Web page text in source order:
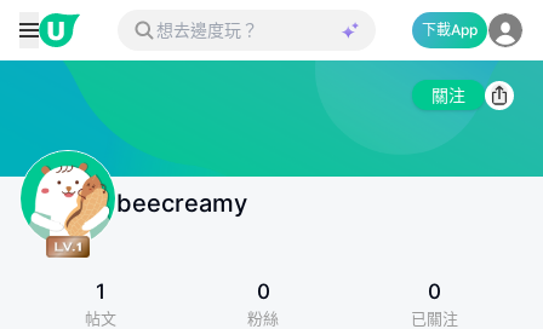
下載App
關注
beecreamy
1
帖文
0
粉絲
0
已關注